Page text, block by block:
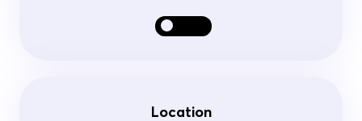
Location